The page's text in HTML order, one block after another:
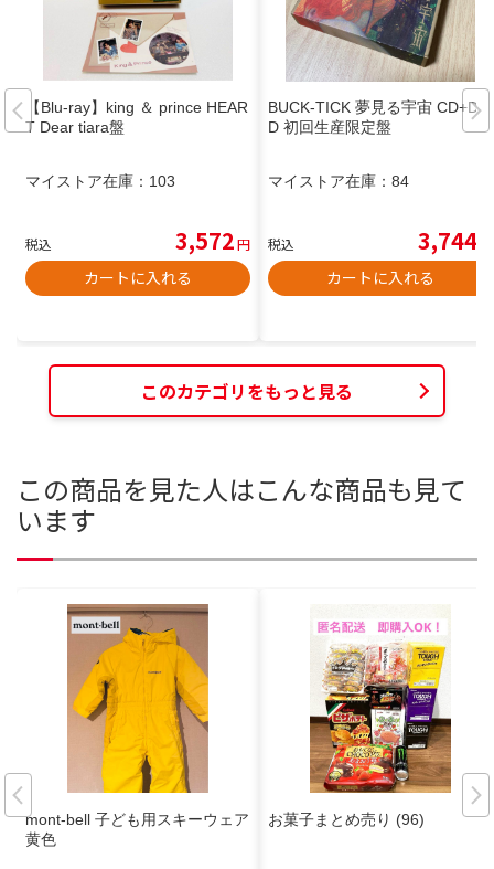
【Blu-ray】king ＆ prince HEAR
T Dear tiara盤
マイストア在庫： 103
税込 3,572円
カートに入れる
BUCK-TICK 夢見る宇宙 CD+DV
D 初回生産限定盤
マイストア在庫： 84
税込 3,744
カートに入れる
このカテゴリをもっと見る
この商品を見た人はこんな商品も見て
います
mont-bell 子ども用スキーウェア
黄色
お菓子まとめ売り (96)